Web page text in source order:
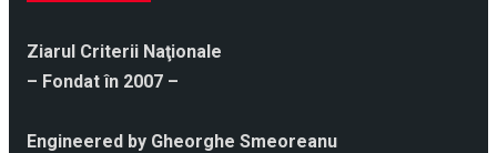
Ziarul Criterii Naţionale
– Fondat în 2007 –
Engineered by Gheorghe Smeoreanu